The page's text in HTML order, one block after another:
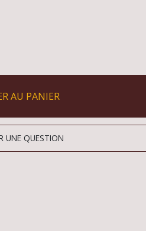
AU PANIER
UNE QUESTION